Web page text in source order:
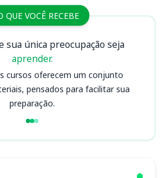
SP
QUE VOCÊ RECEBE
sua única preocupação seja
aprender.
cursos oferecem um conjunto
pensados para facilitar sua
preparação.